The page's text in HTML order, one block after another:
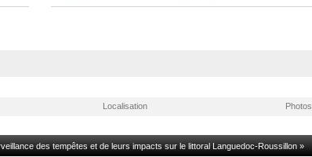
Localisation Photos
des tempêtes et de leurs impacts sur le littoral Languedoc-Roussillon »